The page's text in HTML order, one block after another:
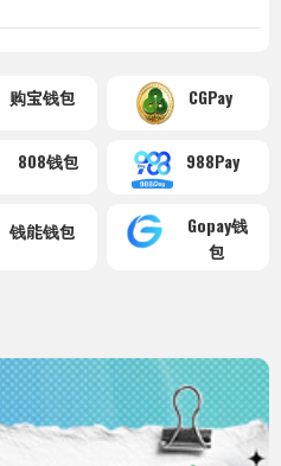
购宝钱包 CGPay
808钱包 988Pay
钱能钱包
Gopay钱
包